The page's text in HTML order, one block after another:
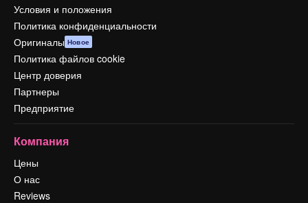
Условия и положения
Политика конфиденциальности
Оригиналы Новое
Политика файлов cookie
Центр доверия
Партнеры
Предприятие
Компания
Цены
О нас
Reviews